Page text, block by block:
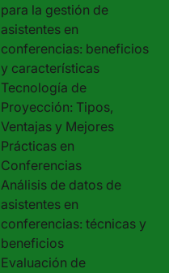
para la gestión de
asistentes en
conferencias: beneficios
y características
Tecnología de
Proyección: Tipos,
Ventajas y Mejores
Prácticas en
Conferencias
Análisis de datos de
asistentes en
conferencias: técnicas y
beneficios
Evaluación de